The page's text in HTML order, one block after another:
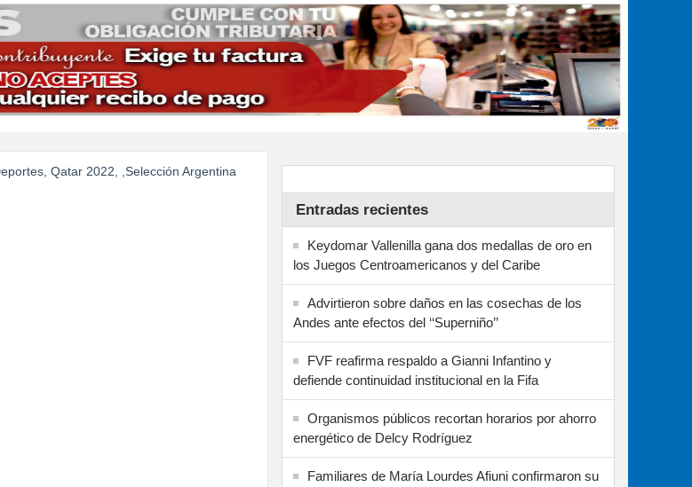
Entradas recientes
Keydomar Vallenilla gana dos medallas de oro en
los Juegos Centroamericanos y del Caribe
Advirtieron sobre daños en las cosechas de los
Andes ante efectos del ‘‘Superniño’’
FVF reafirma respaldo a Gianni Infantino y
defiende continuidad institucional en la Fifa
Organismos públicos recortan horarios por ahorro
energético de Delcy Rodríguez
Familiares de María Lourdes Afiuni confirmaron su